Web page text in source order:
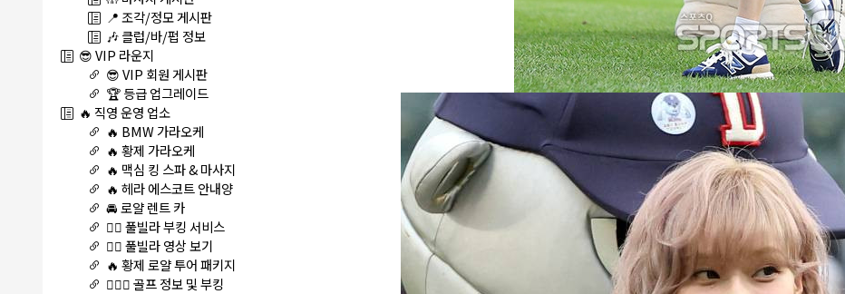
📍 조각/정모 게시판
🎶 클럽/바/펍 정보
😎 VIP 라운지
😎 VIP 회원 게시판
🏆 등급 업그레이드
🔥 직영 운영 업소
🔥 BMW 가라오케
🔥 황제 가라오케
🔥 맥심 킹 스파 & 마사지
🔥 헤라 에스코트 안내양
🚘 로얄 렌트 카
🏊‍♀️ 풀빌라 부킹 서비스
🏊‍♀️ 풀빌라 영상 보기
🔥 황제 로얄 투어 패키지
🏌🏻‍♂️ 골프 정보 및 부킹